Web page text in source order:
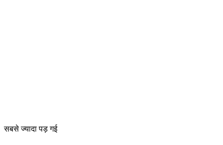
सबसे ज्यादा पड़ गई